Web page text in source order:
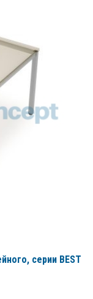
, серии BEST